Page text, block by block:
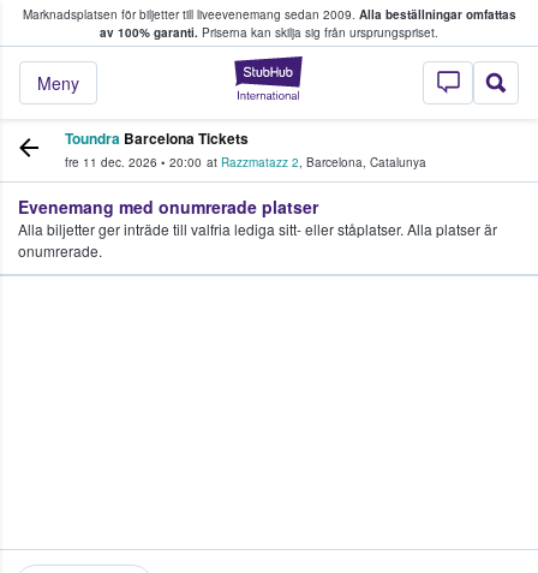
Marknadsplatsen för biljetter till liveevenemang sedan 2009. Alla beställningar omfattas
av 100% garanti. Priserna kan skilja sig från ursprungspriset.
StubHub – där
Meny
köper och säljer biljetter.
Toundra Barcelona Tickets
fre 11 dec. 2026 • 20:00 at Razzmatazz 2, Barcelona, Catalunya
Evenemang med onumrerade platser
Alla biljetter ger inträde till valfria lediga sitt- eller ståplatser. Alla platser är
onumrerade.